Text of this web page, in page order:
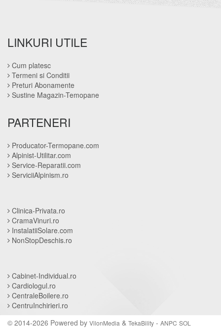
LINKURI UTILE
Cum platesc
Termeni si Conditii
Preturi Abonamente
Sustine Magazin-Temopane
PARTENERI
Producator-Termopane.com
Alpinist-Utilitar.com
Service-Reparatii.com
ServiciiAlpinism.ro
Clinica-Privata.ro
CramaVinuri.ro
InstalatiiSolare.com
NonStopDeschis.ro
Cabinet-Individual.ro
Cardiologul.ro
CentraleBoilere.ro
CentruInchirieri.ro
© 2014-2026 Powered by VilonMedia & TekaBility - ANPC SOL